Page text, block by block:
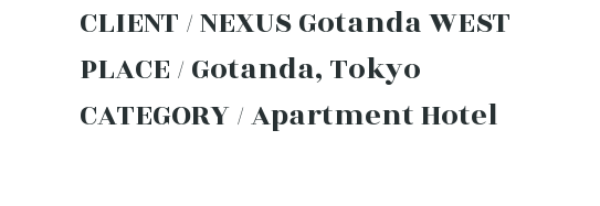
CLIENT / NEXUS Gotanda WEST
PLACE / Gotanda, Tokyo
CATEGORY / Apartment Hotel